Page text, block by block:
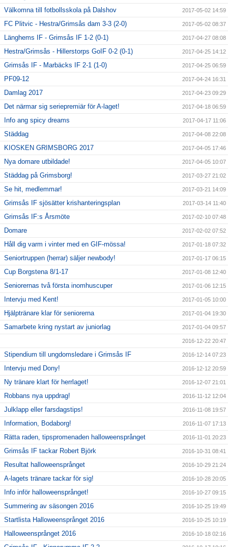
Välkomna till fotbollsskola på Dalshov 2017-05-02 14:59
FC Plitvic - Hestra/Grimsås dam 3-3 (2-0) 2017-05-02 08:37
Länghems IF - Grimsås IF 1-2 (0-1) 2017-04-27 08:08
Hestra/Grimsås - Hillerstorps GoIF 0-2 (0-1) 2017-04-25 14:12
Grimsås IF - Marbäcks IF 2-1 (1-0) 2017-04-25 06:59
PF09-12 2017-04-24 16:31
Damlag 2017 2017-04-23 09:29
Det närmar sig seriepremiär för A-laget! 2017-04-18 06:59
Info ang spicy dreams 2017-04-17 11:06
Städdag 2017-04-08 22:08
KIOSKEN GRIMSBORG 2017 2017-04-05 17:46
Nya domare utbildade! 2017-04-05 10:07
Städdag på Grimsborg! 2017-03-27 21:02
Se hit, medlemmar! 2017-03-21 14:09
Grimsås IF sjösätter krishanteringsplan 2017-03-14 11:40
Grimsås IF:s Årsmöte 2017-02-10 07:48
Domare 2017-02-02 07:52
Håll dig varm i vinter med en GIF-mössa! 2017-01-18 07:32
Seniortruppen (herrar) säljer newbody! 2017-01-17 06:15
Cup Borgstena 8/1-17 2017-01-08 12:40
Seniorernas två första inomhuscuper 2017-01-06 12:15
Intervju med Kent! 2017-01-05 10:00
Hjälptränare klar för seniorerna 2017-01-04 19:30
Samarbete kring nystart av juniorlag 2017-01-04 09:57
2016-12-22 20:47
Stipendium till ungdomsledare i Grimsås IF 2016-12-14 07:23
Intervju med Dony! 2016-12-12 20:59
Ny tränare klart för herrlaget! 2016-12-07 21:01
Robbans nya uppdrag! 2016-11-12 12:04
Julklapp eller farsdagstips! 2016-11-08 19:57
Information, Bodaborg! 2016-11-07 17:13
Rätta raden, tipspromenaden halloweensprånget 2016-11-01 20:23
Grimsås IF tackar Robert Björk 2016-10-31 08:41
Resultat halloweensprånget 2016-10-29 21:24
A-lagets tränare tackar för sig! 2016-10-28 20:05
Info inför halloweensprånget! 2016-10-27 09:15
Summering av säsongen 2016 2016-10-25 19:49
Startlista Halloweensprånget 2016 2016-10-25 10:19
Halloweensprånget 2016 2016-10-18 02:16